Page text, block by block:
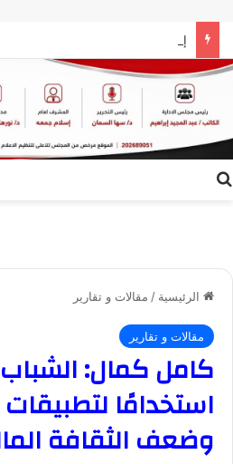
الرئيسية / مقالات و تقارير
مقالات و تقارير
كامل كمال: الشباب
استخدامًا
وضعف الثقافة